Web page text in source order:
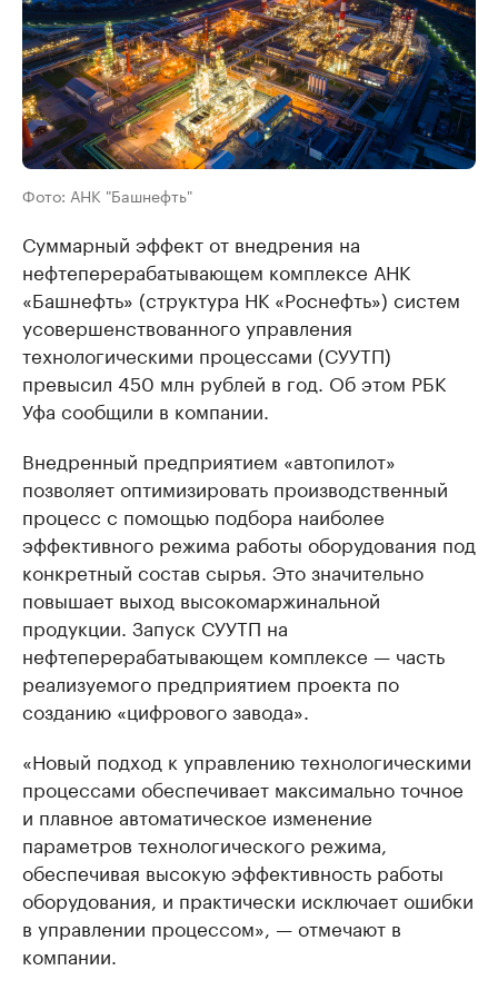
Фото: АНК "Башнефть"
Суммарный эффект от внедрения на
нефтеперерабатывающем комплексе АНК
«Башнефть» (структура НК «Роснефть») систем
усовершенствованного управления
технологическими процессами (СУУТП)
превысил 450 млн рублей в год. Об этом РБК
Уфа сообщили в компании.
Внедренный предприятием «автопилот»
позволяет оптимизировать производственный
процесс с помощью подбора наиболее
эффективного режима работы оборудования под
конкретный состав сырья. Это значительно
повышает выход высокомаржинальной
продукции. Запуск СУУТП на
нефтеперерабатывающем комплексе — часть
реализуемого предприятием проекта по
созданию «цифрового завода».
«Новый подход к управлению технологическими
процессами обеспечивает максимально точное
и плавное автоматическое изменение
параметров технологического режима,
обеспечивая высокую эффективность работы
оборудования, и практически исключает ошибки
в управлении процессом», — отмечают в
компании.